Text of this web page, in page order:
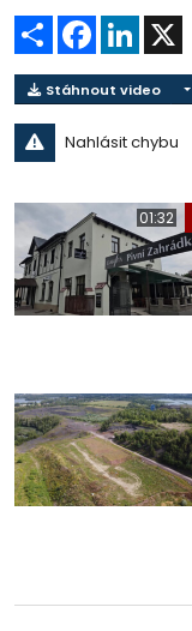
Sdílet Facebook
LinkedIn
Stáhnout video
Nahlásit chybu
01:32